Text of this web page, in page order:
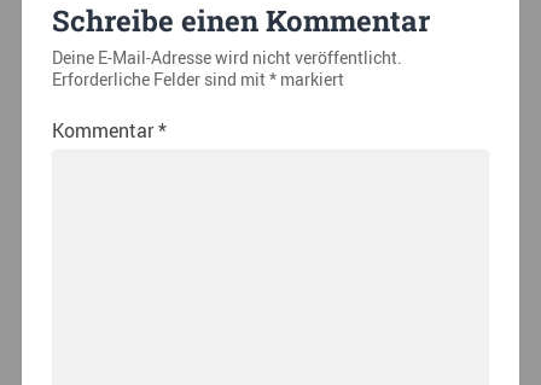
Schreibe einen Kommentar
Deine E-Mail-Adresse wird nicht veröffentlicht.
Erforderliche Felder sind mit*markiert
Kommentar*